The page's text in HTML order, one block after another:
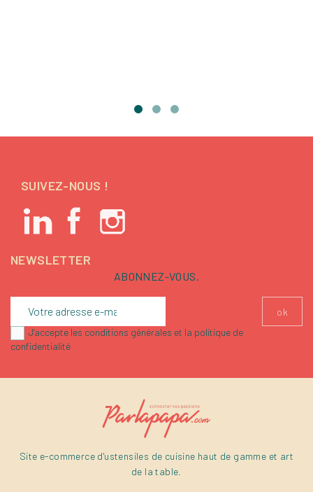
SUIVEZ-NOUS !
NEWSLETTER
ABONNEZ-VOUS.
J'accepte les conditions générales et la politique de
confidentialité
Site e-commerce d'ustensiles de cuisine haut de gamme et art
de la table.